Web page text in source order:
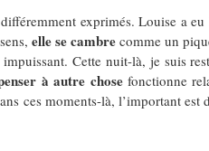
exprimés. Louise a
elle se cambre comme un
Cette nuit-là, je suis
à autre chosefonctionne
ces moments-là, l’important est